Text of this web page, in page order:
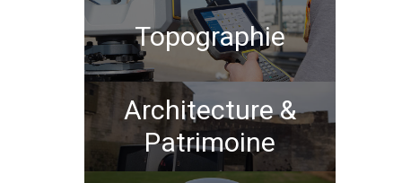
Topographie
Architecture &
Patrimoine